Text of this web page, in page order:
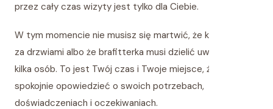
przez cały czas wizyty jest tylko dla Ciebie.
W tym momencie nie musisz się martwić, że ktoś czeka
za drzwiami albo że brafitterka musi dzielić uwagę między
kilka osób. To jest Twój czas i Twoje miejsce, żeby na
spokojnie opowiedzieć o swoich potrzebach,
doświadczeniach i oczekiwaniach.